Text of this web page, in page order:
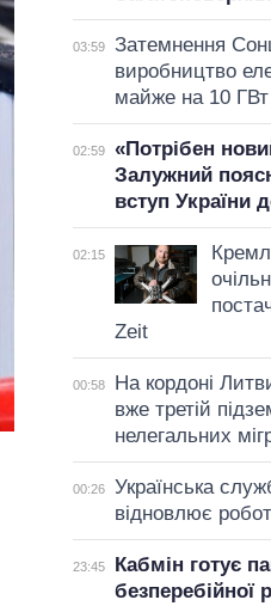
03:59
Затемнення
виробництво
майже на 10 ГВт
02:59
«Потрібен
Залужний
вступ України
02:15
Zeit
00:58
На кордоні
вже третій
нелегальних
00:26
Українська
відновлює
23:45
Кабмін готує
безперебійної